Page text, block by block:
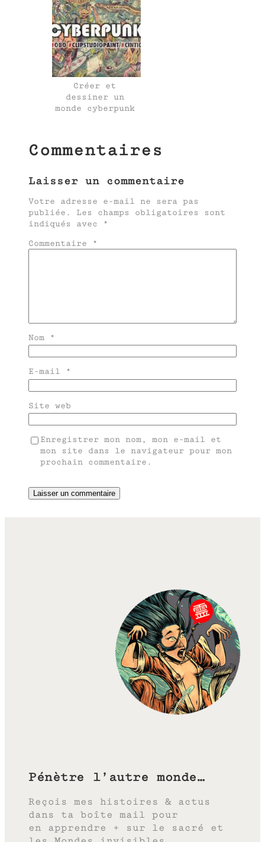
Créer et
dessiner un
monde cyberpunk
Commentaires
Laisser un commentaire
Votre adresse e-mail ne sera pas
publiée.
Les champs obligatoires sont
indiqués avec
*
Commentaire
*
Nom *
E-mail *
Site web
Enregistrer mon nom, mon e-mail et
mon site dans le navigateur pour mon
prochain commentaire.
Pénètre l’autre monde…
Reçois mes histoires & actus
dans ta boîte mail pour
en apprendre + sur le sacré et